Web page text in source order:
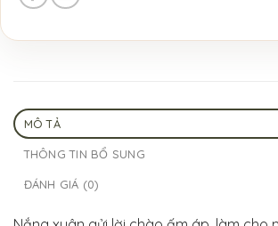
MÔ TẢ
THÔNG TIN BỔ SUNG
ĐÁNH GIÁ (0)